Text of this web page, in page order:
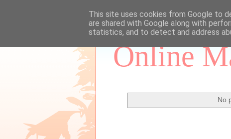
Online
No
This site uses cookies from Google to
are shared with Google along with
statistics, and to detect and address